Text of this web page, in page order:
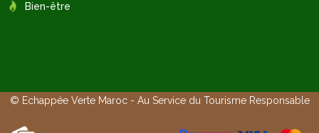
Bien-être
© Echappée Verte Maroc - Au Service du Tourisme Responsable